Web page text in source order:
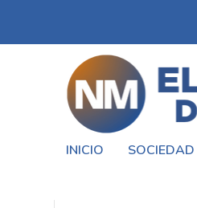
INICIO SOCIEDAD